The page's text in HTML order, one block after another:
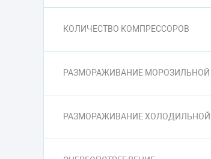
КОЛИЧЕСТВО КОМПРЕССОРОВ
РАЗМОРАЖИВАНИЕ МОРОЗИЛЬНОЙ
РАЗМОРАЖИВАНИЕ